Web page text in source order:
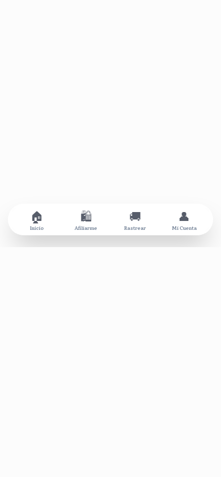
🏠
Inicio
🛍️
Afiliarme
🚚
Rastrear
👤
Mi Cuenta